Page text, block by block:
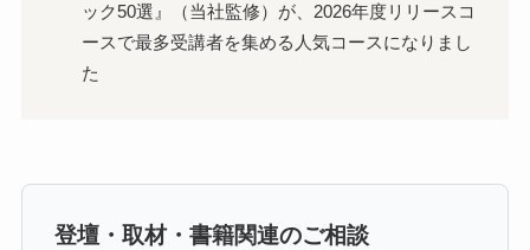
ック50選』（当社監修）が、2026年度リリースコ
ースで最多受講者を集める人気コースになりまし
た
登壇・取材・書籍関連のご相談